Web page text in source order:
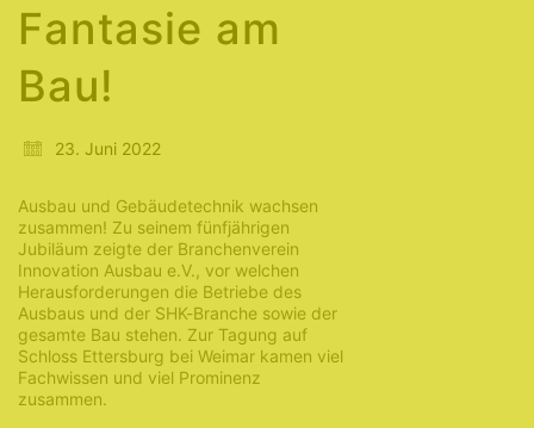
Fantasie am
Bau!
23. Juni 2022
Ausbau und Gebäudetechnik wachsen
zusammen! Zu seinem fünfjährigen
Jubiläum zeigte der Branchenverein
Innovation Ausbau e.V., vor welchen
Herausforderungen die Betriebe des
Ausbaus und der SHK-Branche sowie der
gesamte Bau stehen. Zur Tagung auf
Schloss Ettersburg bei Weimar kamen viel
Fachwissen und viel Prominenz
zusammen.